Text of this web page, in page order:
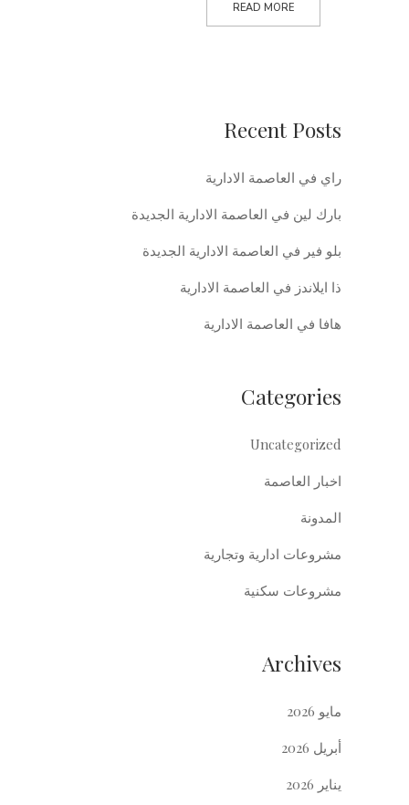
READ MORE
Recent Posts
راي في العاصمة الادارية
بارك لين في العاصمة الادارية الجديدة
بلو فير في العاصمة الادارية الجديدة
ذا ايلاندز في العاصمة الادارية
هافا في العاصمة الادارية
Categories
Uncategorized
اخبار العاصمة
المدونة
مشروعات ادارية وتجارية
مشروعات سكنية
Archives
مايو 2026
أبريل 2026
يناير 2026